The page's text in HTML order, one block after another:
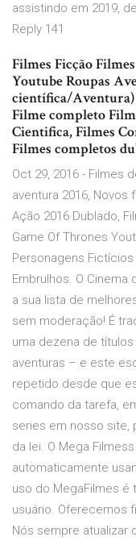
assistindo em 2019,
Reply 141
Filmes Ficção
Youtube Roupas
científica/Aventura)
Filme completo
Cientifica, Filmes
Filmes completos
Oct 29, 2016 - Filmes
aventura 2016, Novos
Ação 2016 Dublado,
Game Of Thrones
Personagens
Embrulhos. O
a sua lista de
sem moderação! É
uma dezena de
aventuras – e este
repetido desde que
comando da tarefa,
series em nosso site,
da lei. O Mega
automaticamente
uso do MegaFilmes
usuário. Oferecemos
Nós sempre atualizar